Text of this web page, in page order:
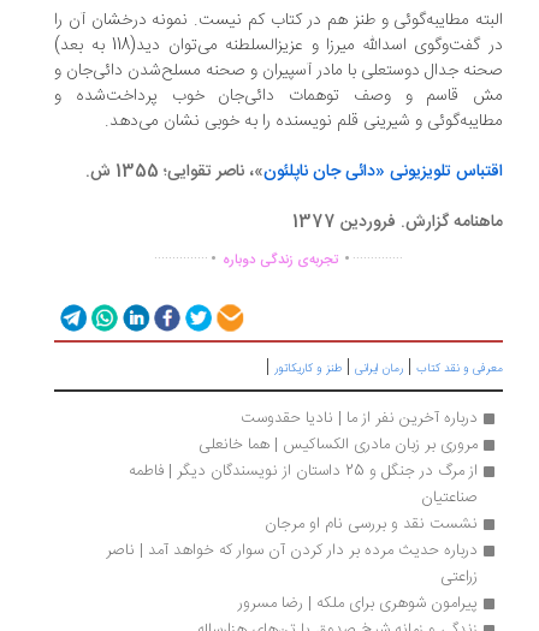
مطایبه‌گوئی و طنز هم در کتاب کم نیست‌. ‌‌نمونه‌ درخشان آن را
در گفت‌وگوی اسدالله میرزا و عزیزالسلطنه می‌توان دید(118‌ به‌ بعد‌)
جدال دوستعلی با مادر آسپیران و صحنه مسلح‌شدن دائی‌جان و
قاسم و وصف توهمات دائی‌جان خوب پرداخت‌شده‌ و
و شیرینی قلم نویسنده را به خوبی نشان می‌دهد.
تلویزیونی «دائی جان ناپلئون»، ناصر تقوایی؛ 1355 ش.
گزارش. فروردین 1377
............... .تجربه‌ی زندگی دوباره ...............
و نقد کتاب|رمان ایرانی|طنز و کاریکاتور |
درباره آخرین نفر از ما | نادیا حقدوست
مروری بر زبان مادری الکساکیس | هما خانعلی
صناعتیان
نشست نقد و بررسی نام او مرجان
درباره حدیث مرده بر دار کردن آن سوار که خواهد آمد | ناصر
پیرامون شوهری برای ملکه | رضا مسرور